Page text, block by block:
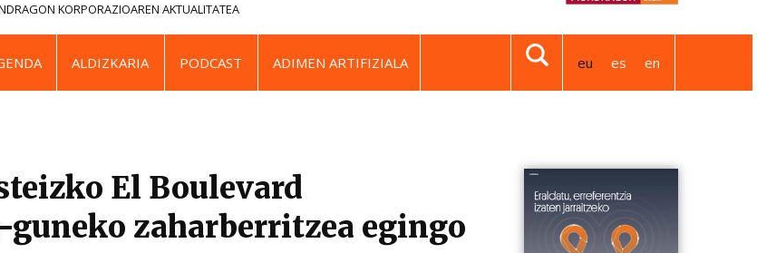
KORPORAZIOAREN AKTUALITATEA
ALDIZKARIA PODCAST ADIMEN ARTIFIZIALA eu es en
El Boulevard
zaharberritzea egingo